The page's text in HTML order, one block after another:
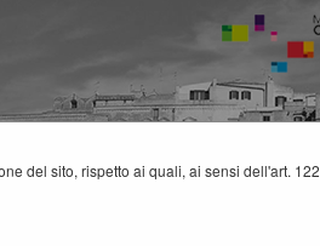
del sito, rispetto ai quali, ai sensi dell'art.